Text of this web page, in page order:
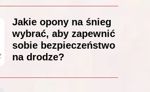
Jakie opony na śnieg
wybrać, aby zapewnić
sobie bezpieczeństwo
na drodze?